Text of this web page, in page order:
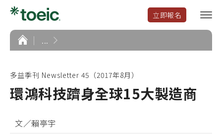
立即報名
選
單
首
頁
...
多益季刊 Newsletter 45（2017年8月）
環鴻科技躋身全球15大製造商
文／賴亭宇